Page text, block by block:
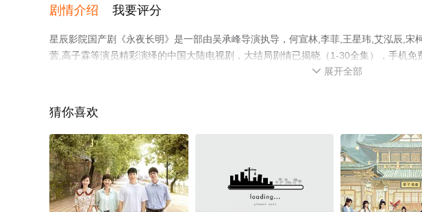
剧情介绍 我要评分
星辰影院国产剧《永夜长明》是一部由吴承峰导演执导，何宣林,李菲,王星玮,艾泓辰,宋
蕓,高子霖等演员精彩演绎的中国大陆电视剧，大结局剧情已揭晓（1-30全集），手机
影院，更多相关信息可移步至豆瓣电视剧、电视猫或剧情网等平台了解。
 展开全部
猜你喜欢